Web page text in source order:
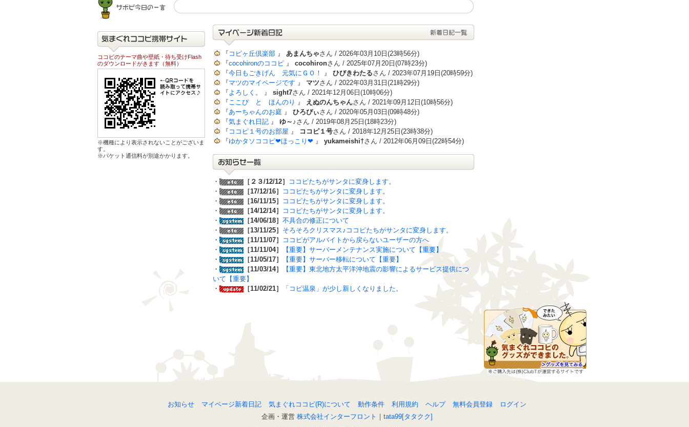
ココピのテーマ曲や壁紙・待ち受けFlash
のダウンロードがきます（無料）
※機種により表示されないことがございま
す。
※パケット通信料が別途かかります。
『 コピヶ丘倶楽部 』 あまんちゃさん / 2026年03月10日(23時56分)
『cocohironのココピ 』 cocohironさん / 2025年07月20日(07時23分)
『今日もごきげん 元気にＧＯ！ 』 ひびきわたるさん / 2023年07月19日(20時59分)
『マツのマイページです 』 マツさん / 2022年03月31日(21時29分)
『よろしく。 』 sight7さん / 2021年12月06日(10時06分)
『ここぴ と ほんのり 』 えぬのんちゃんさん / 2021年09月12日(10時56分)
『あーちゃんのお庭 』 ひろぴぃさん / 2020年05月03日(09時48分)
『気まぐれ日記 』 ゆ～♪さん / 2019年08月25日(18時23分)
『 ココピ１号のお部屋 』 ココピ１号さん / 2018年12月25日(23時38分)
『ゆかタソココピ❤ほっこり❤ 』 yukameishi†さん / 2012年06月09日(22時54分)
・ ［２３/12/12］
ココピたちがサンタに変身します。
・
［17/12/16］
ココピたちがサンタに変身します。
・
［16/11/15］
ココピたちがサンタに変身します。
・
［14/12/14］
ココピたちがサンタに変身します。
・
［14/06/18］ 不具合の修正について
・
［13/11/25］ そろそろクリスマス♪ココピたちがサンタに変身します。
・
［11/11/07］
ココピがアルバイトから戻らないユーザーの方へ
・
［11/11/04］
【重要】サーバーメンテナンス実施について【重要】
・
［11/05/17］
【重要】サーバー移転について【重要】
・
［11/03/14］
【重要】東北地方太平洋沖地震の影響によるサービス提供につ
いて【重要】
・
［11/02/21］ 「コピ温泉」が少し新しくなりました。
お知らせ マイページ新着日記 気まぐれココピ(R)について 動作条件 利用規約 ヘルプ 無料会員登録
ログイン
企画・運営 株式会社インターフロント ｜ tata99[タタクク]